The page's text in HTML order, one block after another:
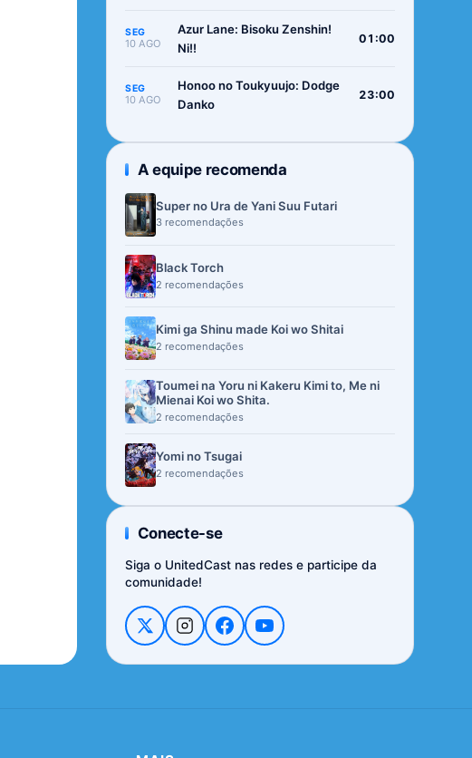
shimashita
SEG
10 AGO
Azur Lane: Bisoku Zenshin!
Ni!!
01:00
SEG
10 AGO
Honoo no Toukyuujo: Dodge
Danko
23:00
A equipe recomenda
Super no Ura de Yani Suu Futari
3 recomendações
Black Torch
2 recomendações
Kimi ga Shinu made Koi wo Shitai
2 recomendações
Toumei na Yoru ni Kakeru Kimi to, Me ni
Mienai Koi wo Shita.
2 recomendações
Yomi no Tsugai
2 recomendações
Conecte-se
Siga o UnitedCast nas redes e participe da
comunidade!